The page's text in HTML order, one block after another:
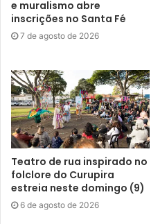
e muralismo abre
inscrições no Santa Fé
7 de agosto de 2026
Teatro de rua inspirado no
folclore do Curupira
estreia neste domingo (9)
6 de agosto de 2026